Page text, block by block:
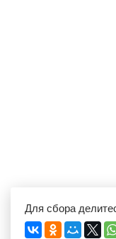
Для сбора